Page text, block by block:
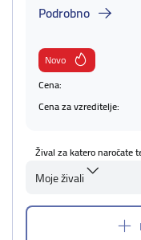
Podrobno
Novo
Cena:
Cena za vzreditelje:
Žival za katero naročate
Moje živali